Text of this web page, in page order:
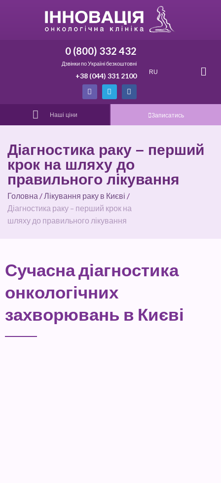
0 (800) 332 432
Дзвінки по Україні безкоштовні
+38 (044) 331 2100 RU
Наші ціни Записатись
Діагностика раку – перший
крок на шляху до
правильного лікування
Головна /Лікування раку в Києві /
Діагностика раку – перший крок на
шляху до правильного лікування
Сучасна діагностика
онкологічних
захворювань в Києві